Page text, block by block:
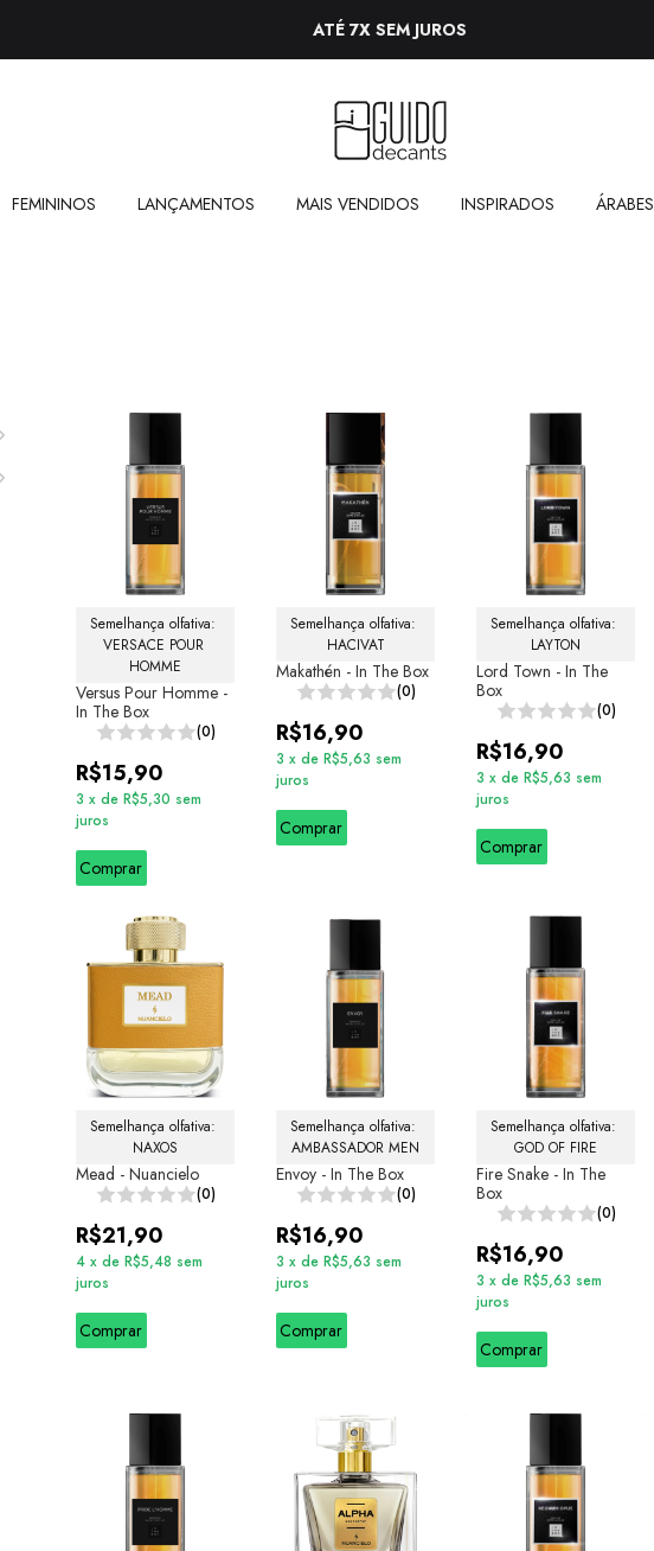
ATÉ 7X SEM JUROS
FEMININOS LANÇAMENTOS MAIS VENDIDOS INSPIRADOS ÁRABES
Semelhança olfativa:
VERSACE POUR
HOMME
Versus Pour Homme -
In The Box
(0)
R$15,90
3 x de R$5,30 sem
juros
Comprar
Semelhança olfativa:
HACIVAT
Makathén - In The Box
(0)
R$16,90
3 x de R$5,63 sem
juros
Comprar
Semelhança olfativa:
LAYTON
Lord Town - In The
Box
(0)
R$16,90
3 x de R$5,63 sem
juros
Comprar
Semelhança olfativa:
NAXOS
Mead - Nuancielo
(0)
R$21,90
4 x de R$5,48 sem
juros
Comprar
Semelhança olfativa:
AMBASSADOR MEN
Envoy - In The Box
(0)
R$16,90
3 x de R$5,63 sem
juros
Comprar
Semelhança olfativa:
GOD OF FIRE
Fire Snake - In The
Box
(0)
R$16,90
3 x de R$5,63 sem
juros
Comprar